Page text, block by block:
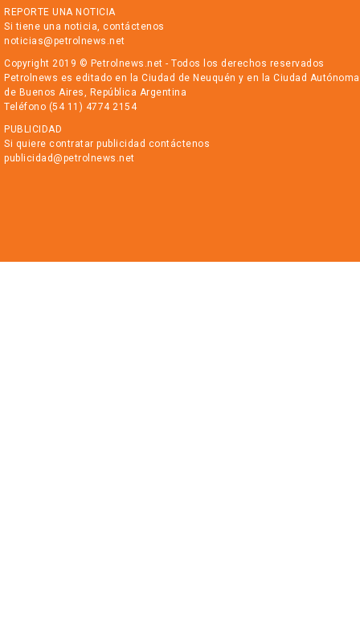
REPORTE UNA NOTICIA
Si tiene una noticia, contáctenos
noticias@petrolnews.net
Copyright 2019 © Petrolnews.net - Todos los derechos reservados
Petrolnews es editado en la Ciudad de Neuquén y en la Ciudad Autónoma
de Buenos Aires, República Argentina
Teléfono (54 11) 4774 2154
PUBLICIDAD
Si quiere contratar publicidad contáctenos
publicidad@petrolnews.net